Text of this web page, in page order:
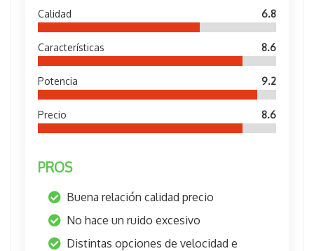
Calidad 6.8
Características 8.6
Potencia 9.2
Precio 8.6
PROS
Buena relación calidad precio
No hace un ruido excesivo
Distintas opciones de velocidad e